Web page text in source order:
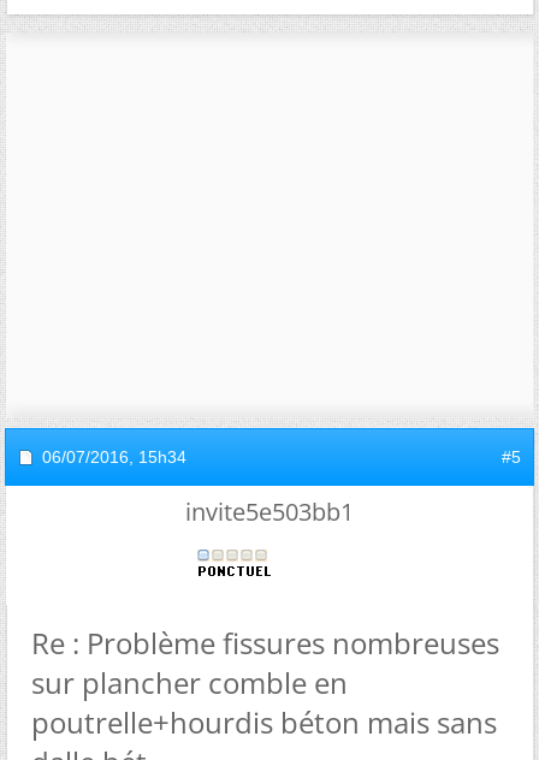
06/07/2016, 15h34 #5
invite5e503bb1
Re : Problème fissures nombreuses
sur plancher comble en
poutrelle+hourdis béton mais sans